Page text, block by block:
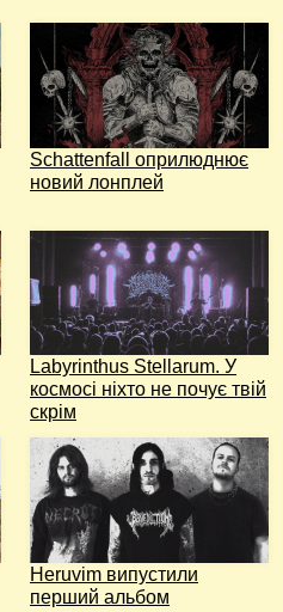
Schattenfall оприлюднює
новий лонплей
Labyrinthus Stellarum. У
космосі ніхто не почує твій
скрім
Heruvim випустили
перший альбом